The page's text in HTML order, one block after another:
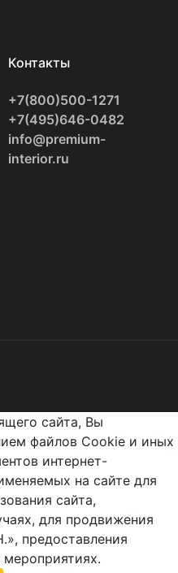
Контакты
+7(800)500-1271
+7(495)646-0482
info@premium-
interior.ru
сайта, Вы
файлов Cookie и иных
интернет-
на сайте для
сайта,
для продвижения
предоставления